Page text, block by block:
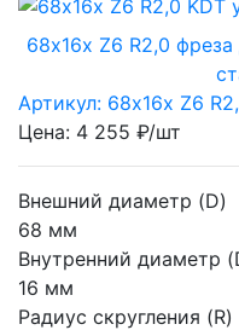
68х16х Z6 R2,0
Артикул: 68х16х Z6
Цена: 4 255 ₽/шт
Внешний диаметр (D)
68 мм
Внутренний диаметр
16 мм
Радиус скругления (R)